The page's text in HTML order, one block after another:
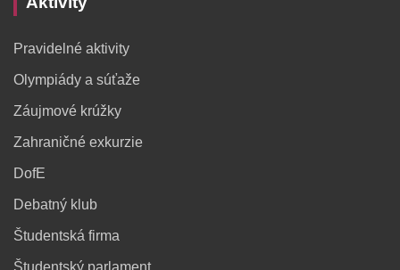
Pravidelné aktivity
Olympiády a súťaže
Záujmové krúžky
Zahraničné exkurzie
DofE
Debatný klub
Študentská firma
Študentský parlament